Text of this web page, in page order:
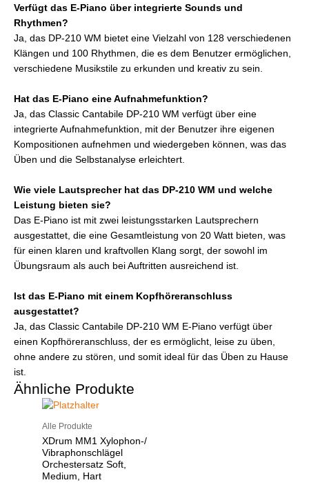
Verfügt das E-Piano über integrierte Sounds und
Rhythmen?
Ja, das DP-210 WM bietet eine Vielzahl von 128 verschiedenen
Klängen und 100 Rhythmen, die es dem Benutzer ermöglichen,
verschiedene Musikstile zu erkunden und kreativ zu sein.
Hat das E-Piano eine Aufnahmefunktion?
Ja, das Classic Cantabile DP-210 WM verfügt über eine
integrierte Aufnahmefunktion, mit der Benutzer ihre eigenen
Kompositionen aufnehmen und wiedergeben können, was das
Üben und die Selbstanalyse erleichtert.
Wie viele Lautsprecher hat das DP-210 WM und welche
Leistung bieten sie?
Das E-Piano ist mit zwei leistungsstarken Lautsprechern
ausgestattet, die eine Gesamtleistung von 20 Watt bieten, was
für einen klaren und kraftvollen Klang sorgt, der sowohl im
Übungsraum als auch bei Auftritten ausreichend ist.
Ist das E-Piano mit einem Kopfhöreranschluss
ausgestattet?
Ja, das Classic Cantabile DP-210 WM E-Piano verfügt über
einen Kopfhöreranschluss, der es ermöglicht, leise zu üben,
ohne andere zu stören, und somit ideal für das Üben zu Hause
ist.
Ähnliche Produkte
Alle Produkte
XDrum MM1 Xylophon-/
Vibraphonschlägel
Orchestersatz Soft,
Medium, Hart